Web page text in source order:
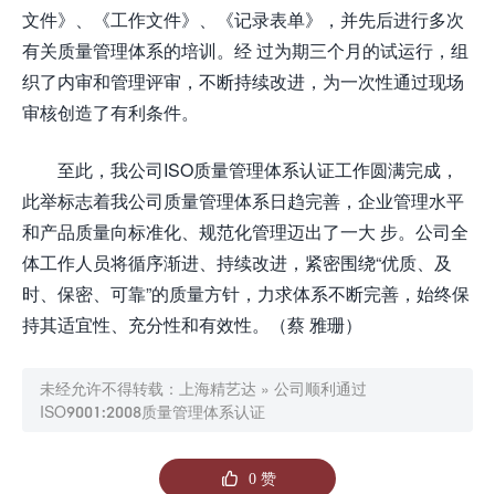
文件》、《工作文件》、《记录表单》，并先后进行多次
有关质量管理体系的培训。经 过为期三个月的试运行，组
织了内审和管理评审，不断持续改进，为一次性通过现场
审核创造了有利条件。
至此，我公司ISO质量管理体系认证工作圆满完成，
此举标志着我公司质量管理体系日趋完善，企业管理水平
和产品质量向标准化、规范化管理迈出了一大 步。公司全
体工作人员将循序渐进、持续改进，紧密围绕“优质、及
时、保密、可靠”的质量方针，力求体系不断完善，始终保
持其适宜性、充分性和有效性。（蔡 雅珊）
未经允许不得转载： 上海精艺达 » 公司顺利通过
ISO9001:2008质量管理体系认证
 0赞